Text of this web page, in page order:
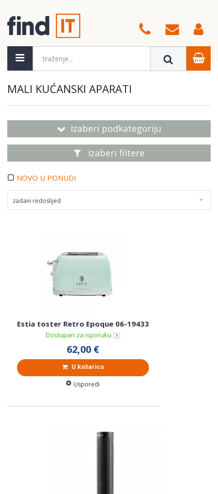
MALI KUĆANSKI APARATI
Izaberi podkategoriju
Izaberi filtere
NOVO U PONUDI
zadani redoslijed
Estia toster Retro Epoque 06-19433
Dostupan za isporuku
62,00 €
U košaricu
Usporedi